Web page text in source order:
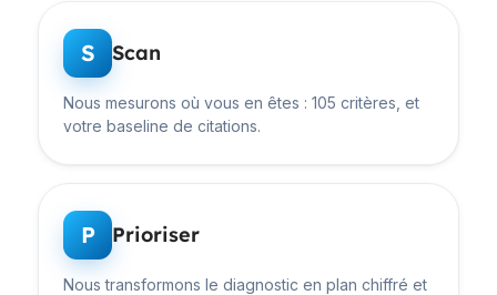
S Scan
Nous mesurons où vous en êtes : 105 critères, et
votre baseline de citations.
P Prioriser
Nous transformons le diagnostic en plan chiffré et